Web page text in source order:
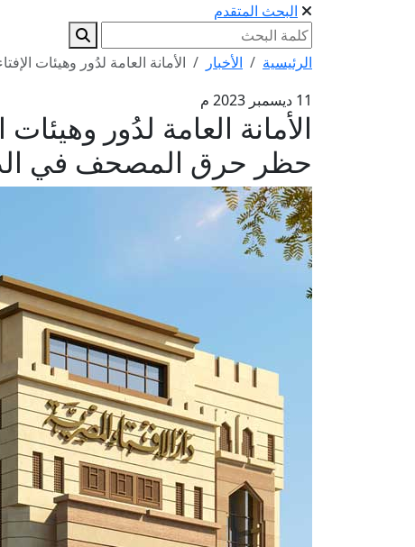
البحث المتقدم
الرئيسية الأخبار
الأمانة العامة لدُور وهيئات
11 ديسمبر 2023 م
الأمانة العامة لدُور
حظر حرق المصحف في